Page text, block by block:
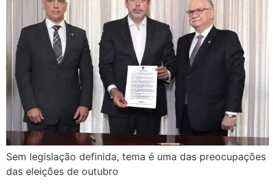
Sem legislação definida, tema é uma das preocupações
das eleições de outubro